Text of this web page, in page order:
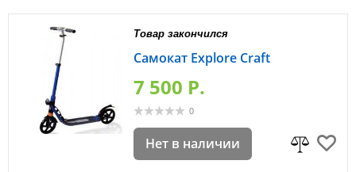
Товар закончился
Самокат Explore Craft
7 500 P.
0
Нет в наличии